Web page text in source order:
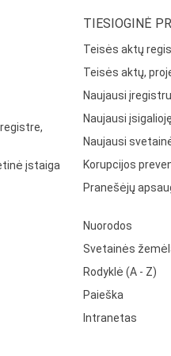
įstaiga
TIESIOGINĖ
Teisės aktų
Teisės aktų,
Naujausi
Naujausi
Naujausi
Korupcijos
Pranešėjų
Nuorodos
Svetainės
Rodyklė (A - Z)
Paieška
Intranetas